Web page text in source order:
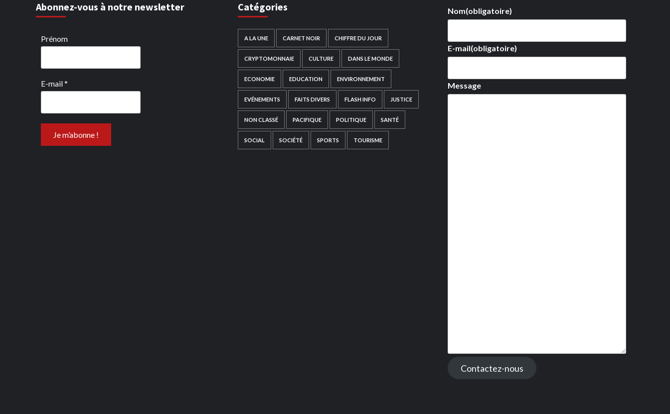
Abonnez-vous à notre newsletter
Prénom
E-mail*
Catégories
A LA UNE CARNET NOIR CHIFFRE DU JOUR
CRYPTOMONNAIE CULTURE DANS LE MONDE
ECONOMIE EDUCATION ENVIRONNEMENT
EVÉNEMENTS FAITS DIVERS FLASH INFO JUSTICE
NON CLASSÉ PACIFIQUE POLITIQUE SANTÉ
SOCIAL SOCIÉTÉ SPORTS TOURISME
Nom(obligatoire)
E-mail(obligatoire)
Message
Contactez-nous